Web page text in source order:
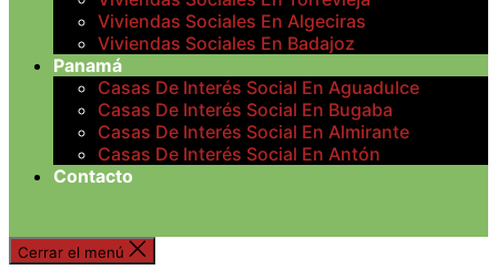
Viviendas Sociales En Algeciras
Viviendas Sociales En Badajoz
Panamá
Casas De Interés Social En Aguadulce
Casas De Interés Social En Bugaba
Casas De Interés Social En Almirante
Casas De Interés Social En Antón
Contacto
Cerrar el menú